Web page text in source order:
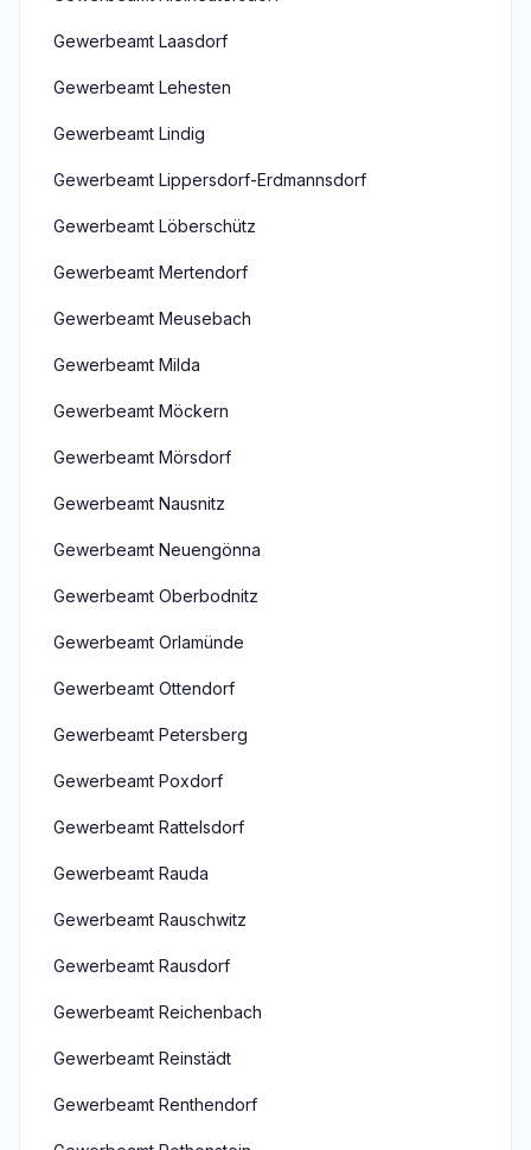
Gewerbeamt Laasdorf
Gewerbeamt Lehesten
Gewerbeamt Lindig
Gewerbeamt Lippersdorf-Erdmannsdorf
Gewerbeamt Löberschütz
Gewerbeamt Mertendorf
Gewerbeamt Meusebach
Gewerbeamt Milda
Gewerbeamt Möckern
Gewerbeamt Mörsdorf
Gewerbeamt Nausnitz
Gewerbeamt Neuengönna
Gewerbeamt Oberbodnitz
Gewerbeamt Orlamünde
Gewerbeamt Ottendorf
Gewerbeamt Petersberg
Gewerbeamt Poxdorf
Gewerbeamt Rattelsdorf
Gewerbeamt Rauda
Gewerbeamt Rauschwitz
Gewerbeamt Rausdorf
Gewerbeamt Reichenbach
Gewerbeamt Reinstädt
Gewerbeamt Renthendorf